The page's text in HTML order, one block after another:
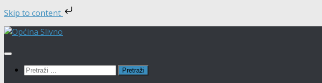
Skip to content
Skip
content
Pretraži: